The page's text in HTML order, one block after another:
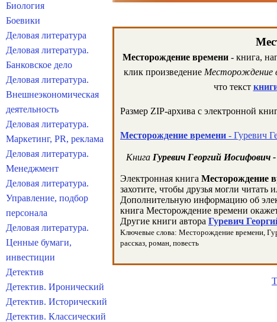
Месторождение времени- книга,
клик произведение Месторождение
что текст
Размер ZIP-архива c электронной
Месторождение времени - Гуревич
Книга Гуревич Георгий
Электронная книга Месторождение
захотите, чтобы друзья могли
Дополнительную информацию об
книга Месторождение времени
Другие книги автора Гуревич
Ключевые слова: Месторождение времени,
рассказ, роман, повесть
Биология
Боевики
Деловая литература
Деловая литература.
Банковское дело
Деловая литература.
Внешнеэкономическая
деятельность
Деловая литература.
Маркетинг, PR, реклама
Деловая литература.
Менеджмент
Деловая литература.
Управление, подбор
персонала
Деловая литература.
Ценные бумаги,
инвестиции
Детектив
Детектив. Иронический
Детектив. Исторический
Детектив. Классический